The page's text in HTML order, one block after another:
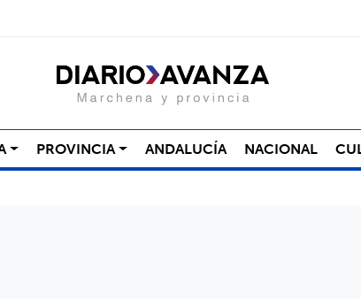
PROVINCIA ANDALUCÍA NACIONAL